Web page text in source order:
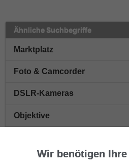
Ähnliche Suchbegriffe
Marktplatz
Foto & Camcorder
DSLR-Kameras
Objektive
Digitalkameras
Wir benötigen